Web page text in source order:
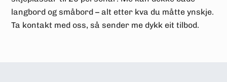
langbord og småbord – alt etter kva du måtte ynskje.
Ta kontakt med oss, så sender me dykk eit tilbod.